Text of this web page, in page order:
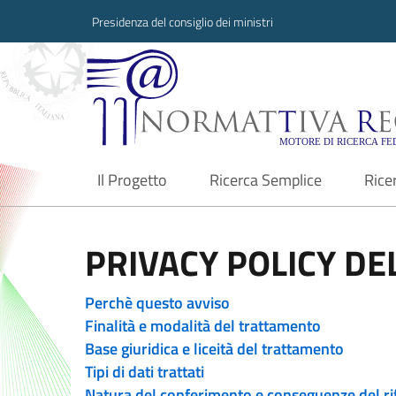
Presidenza del consiglio dei ministri
Normattiva
Il Progetto
current Ricerca Semplice
PRIVACY POLICY
Perchè questo avviso
Finalità e modalità del trattamento
Base giuridica e liceità del trattamento
Tipi di dati trattati